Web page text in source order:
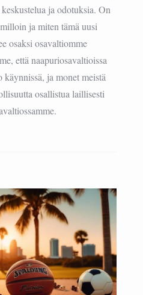
ja odotuksia. On
ja miten tämä uusi
osaksi osavaltiomme
että naapuriosavaltioissa
ja monet meistä
osallistua laillisesti